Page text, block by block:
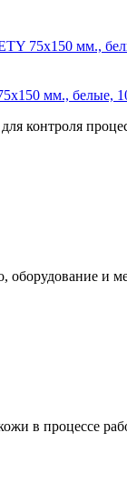
мм., белые,
контроля
оборудование и
в процессе